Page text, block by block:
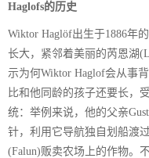
Haglofs的历史
Wiktor Haglöf出生于1886年
长大，紧邻着美丽的芮恩湖
示为何Wiktor Haglof会从事
比和他同龄的孩子还要长，
统：举例来说，他的父亲
针，利用它导航独自划船渡
(Falun)贩卖农场上的作物。